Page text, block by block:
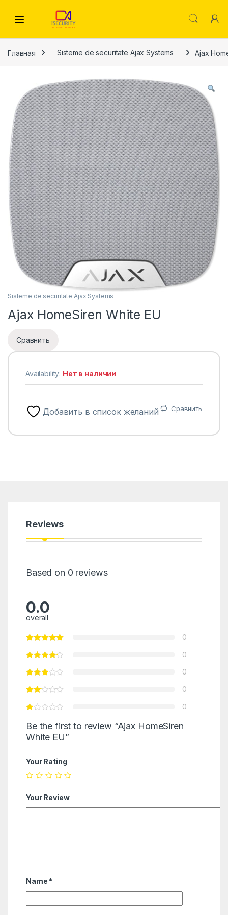
Главная Sisteme de securitate Ajax Systems Ajax
Sisteme de securitate Ajax Systems
Ajax HomeSiren White EU
Сравнить
Availability: Нет в наличии
Добавить в список желаний Сравнить
Reviews
Based on 0 reviews
0.0
overall
0
0
0
0
0
Be the first to review “Ajax HomeSiren
White EU”
Your Rating
Your Review
Name *